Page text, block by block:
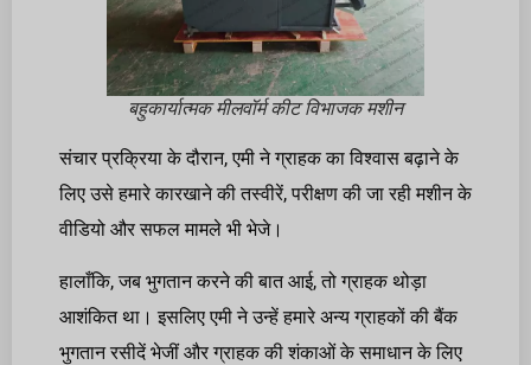
बहुकार्यात्मक मीलवॉर्म कीट विभाजक मशीन
संचार प्रक्रिया के दौरान, एमी ने ग्राहक का विश्वास बढ़ाने के
लिए उसे हमारे कारखाने की तस्वीरें, परीक्षण की जा रही मशीन के
वीडियो और सफल मामले भी भेजे।
हालाँकि, जब भुगतान करने की बात आई, तो ग्राहक थोड़ा
आशंकित था। इसलिए एमी ने उन्हें हमारे अन्य ग्राहकों की बैंक
भुगतान रसीदें भेजीं और ग्राहक की शंकाओं के समाधान के लिए